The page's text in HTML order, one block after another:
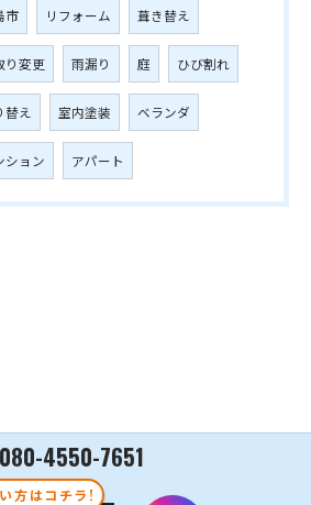
市 リフォーム 葺き替え
り変更 雨漏り 庭 ひび割れ
替え 室内塗装 ベランダ
ション アパート
080-4550-7651
方はコチラ!